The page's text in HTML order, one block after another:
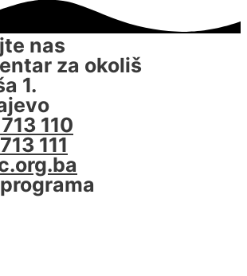
nas
za okoliš
1.
110
111